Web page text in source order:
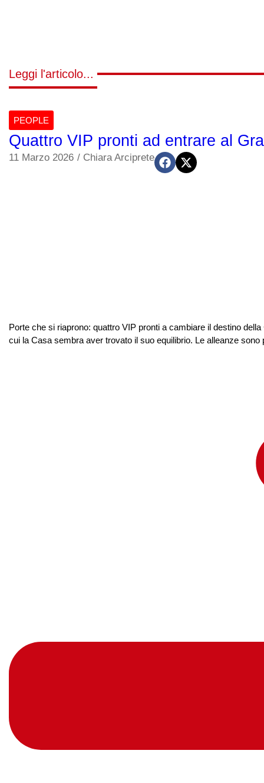
Leggi l'articolo...
PEOPLE
Quattro VIP pronti ad entrare al
11 Marzo 2026 / Chiara Arciprete
Porte che si riaprono: quattro VIP pronti a cambiare il destino
cui la Casa sembra aver trovato il suo equilibrio. Le alleanze